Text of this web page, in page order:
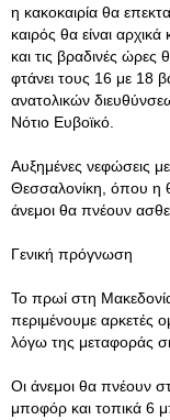
η κακοκαιρία θα
καιρός θα είναι
και τις βραδινές
φτάνει τους 16 με 18
ανατολικών
Νότιο Ευβοϊκό.
Αυξημένες νεφώσεις
Θεσσαλονίκη, όπου η
άνεμοι θα πνέουν
Γενική πρόγνωση
Το πρωί στη
περιμένουμε αρκετές
λόγω της μεταφοράς
Οι άνεμοι θα πνέουν
μποφόρ και τοπικά 6